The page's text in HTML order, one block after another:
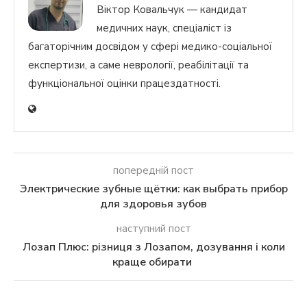
Віктор Ковальчук — кандидат
медичних наук, спеціаліст із
багаторічним досвідом у сфері медико-соціальної
експертизи, а саме неврології, реабілітації та
функціональної оцінки працездатності.
попередній пост
Электрические зубные щётки: как выбрать прибор
для здоровья зубов
наступний пост
Лозап Плюс: різниця з Лозапом, дозування і коли
краще обирати